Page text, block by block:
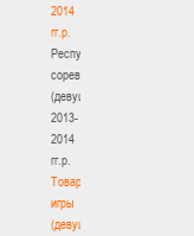
2014
гг.р.
Республиканские
соревнования
(девушки)
2013-
2014
гг.р.
Товарищеские
игры
(девушки)